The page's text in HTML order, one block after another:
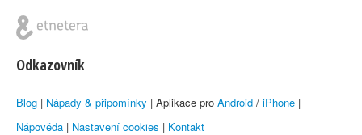
Odkazovník
Blog | Nápady & připomínky | Aplikace pro Android / iPhone |
Nápověda | Nastavení cookies | Kontakt